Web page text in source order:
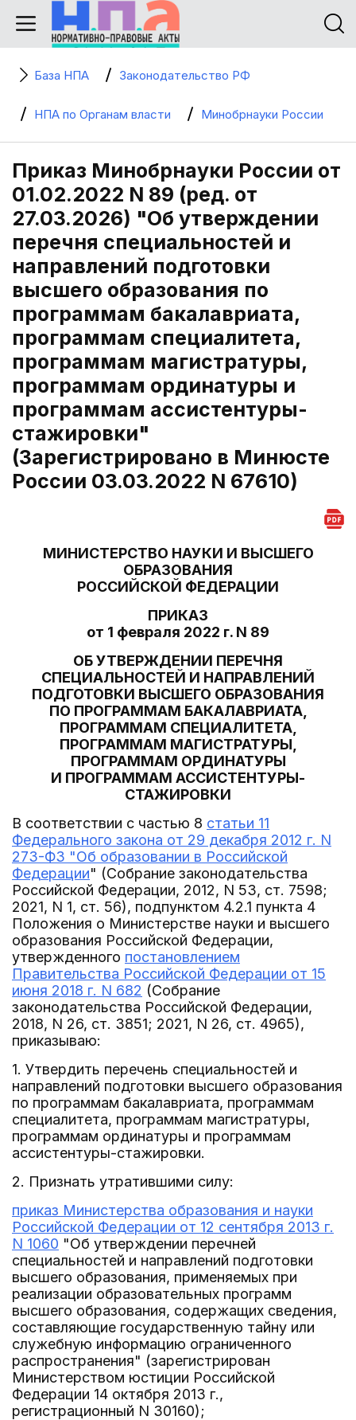
База НПА Законодательство РФ
НПА по Органам власти Минобрнауки России
Приказ Минобрнауки России от
01.02.2022 N 89 (ред. от
27.03.2026) "Об утверждении
перечня специальностей и
направлений подготовки
высшего образования по
программам бакалавриата,
программам специалитета,
программам магистратуры,
программам ординатуры и
программам ассистентуры-
стажировки"
(Зарегистрировано в Минюсте
России 03.03.2022 N 67610)
МИНИСТЕРСТВО НАУКИ И ВЫСШЕГО
ОБРАЗОВАНИЯ
РОССИЙСКОЙ ФЕДЕРАЦИИ
ПРИКАЗ
от 1 февраля 2022 г. N 89
ОБ УТВЕРЖДЕНИИ ПЕРЕЧНЯ
СПЕЦИАЛЬНОСТЕЙ И НАПРАВЛЕНИЙ
ПОДГОТОВКИ ВЫСШЕГО ОБРАЗОВАНИЯ
ПО ПРОГРАММАМ БАКАЛАВРИАТА,
ПРОГРАММАМ СПЕЦИАЛИТЕТА,
ПРОГРАММАМ МАГИСТРАТУРЫ,
ПРОГРАММАМ ОРДИНАТУРЫ
И ПРОГРАММАМ АССИСТЕНТУРЫ-
СТАЖИРОВКИ
В соответствии с частью 8 статьи 11
Федерального закона от 29 декабря 2012 г. N
273-ФЗ "Об образовании в Российской
Федерации" (Собрание законодательства
Российской Федерации, 2012, N 53, ст. 7598;
2021, N 1, ст. 56), подпунктом 4.2.1 пункта 4
Положения о Министерстве науки и высшего
образования Российской Федерации,
утвержденного постановлением
Правительства Российской Федерации от 15
июня 2018 г. N 682 (Собрание
законодательства Российской Федерации,
2018, N 26, ст. 3851; 2021, N 26, ст. 4965),
приказываю:
1. Утвердить перечень специальностей и
направлений подготовки высшего образования
по программам бакалавриата, программам
специалитета, программам магистратуры,
программам ординатуры и программам
ассистентуры-стажировки.
2. Признать утратившими силу:
приказ Министерства образования и науки
Российской Федерации от 12 сентября 2013 г.
N 1060 "Об утверждении перечней
специальностей и направлений подготовки
высшего образования, применяемых при
реализации образовательных программ
высшего образования, содержащих сведения,
составляющие государственную тайну или
служебную информацию ограниченного
распространения" (зарегистрирован
Министерством юстиции Российской
Федерации 14 октября 2013 г.,
регистрационный N 30160);